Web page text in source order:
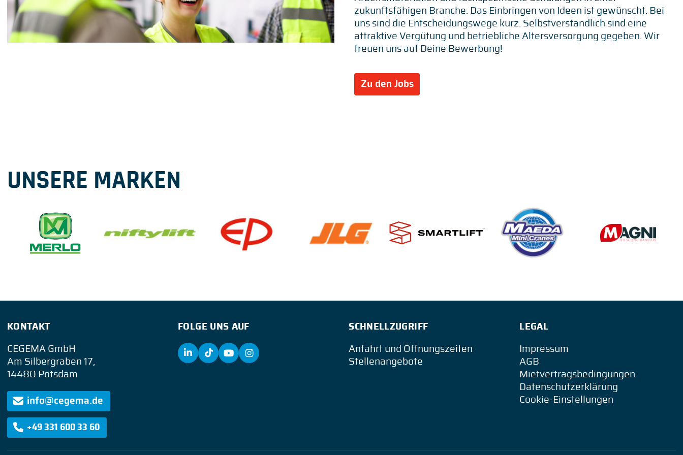
zukunftsfähigen Branche. Das Einbringen von Ideen ist gewünscht. Bei
uns sind die Entscheidungswege kurz. Selbstverständlich sind eine
attraktive Vergütung und betriebliche Altersversorgung gegeben. Wir
freuen uns auf Deine Bewerbung!
Zu den Jobs
UNSERE MARKEN
KONTAKT
CEGEMA GmbH
Am Silbergraben 17,
14480 Potsdam
info@cegema.de
+49 331 600 33 60
FOLGE UNS AUF SCHNELLZUGRIFF
Anfahrt und Öffnungszeiten
Stellenangebote
LEGAL
Impressum
AGB
Mietvertragsbedingungen
Datenschutzerklärung
Cookie-Einstellungen